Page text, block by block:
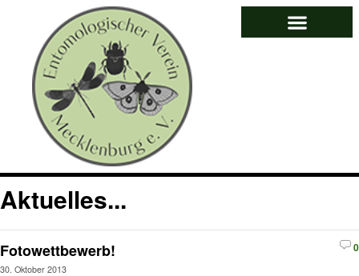
Aktuelles...
Fotowettbewerb!
30. Oktober 2013
0